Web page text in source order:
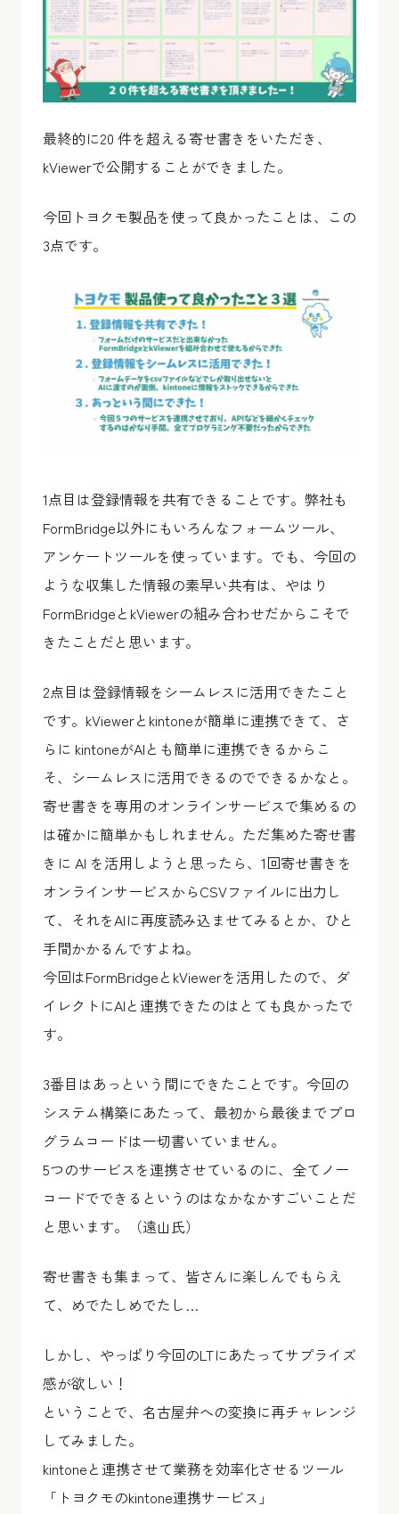
最終的に20 件を超える寄せ書きをいただき、
kViewerで公開することができました。
今回トヨクモ製品を使って良かったことは、この
3点です。
1点目は登録情報を共有できることです。弊社も
FormBridge以外にもいろんなフォームツール、
アンケートツールを使っています。でも、今回の
ような収集した情報の素早い共有は、やはり
FormBridgeとkViewerの組み合わせだからこそで
きたことだと思います。
2点目は登録情報をシームレスに活用できたこと
です。kViewerとkintoneが簡単に連携できて、さ
らに kintoneがAIとも簡単に連携できるからこ
そ、シームレスに活用できるのでできるかなと。
寄せ書きを専用のオンラインサービスで集めるの
は確かに簡単かもしれません。ただ集めた寄せ書
きに AI を活用しようと思ったら、1回寄せ書きを
オンラインサービスからCSVファイルに出力し
て、それをAIに再度読み込ませてみるとか、ひと
手間かかるんですよね。
今回はFormBridgeとkViewerを活用したので、ダ
イレクトにAIと連携できたのはとても良かったで
す。
3番目はあっという間にできたことです。今回の
システム構築にあたって、最初から最後までプロ
グラムコードは一切書いていません。
5つのサービスを連携させているのに、全てノー
コードでできるというのはなかなかすごいことだ
と思います。（遠山氏）
寄せ書きも集まって、皆さんに楽しんでもらえ
て、めでたしめでたし…
しかし、やっぱり今回のLTにあたってサプライズ
感が欲しい！
ということで、名古屋弁への変換に再チャレンジ
してみました。
kintoneと連携させて業務を効率化させるツール
「トヨクモのkintone連携サービス」